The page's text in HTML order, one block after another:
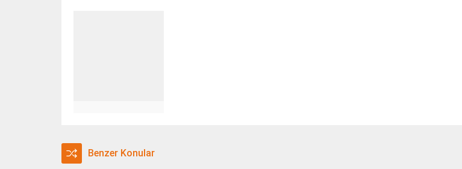
Benzer Konular